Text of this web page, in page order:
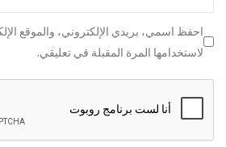
احفظ اسمي، بريدي الإلكتروني، والموقع
لاستخدامها المرة المقبلة في تعليقي.